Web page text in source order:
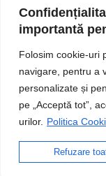
importantă
Folosim cookie-uri
navigare, pentru a
personalizate și
pe „Acceptă tot”,
urilor. Politica
Refuzare